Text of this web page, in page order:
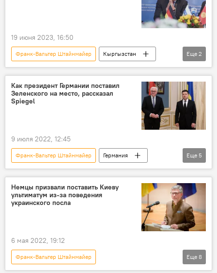
19 июня 2023, 16:50
Франк-Вальтер Штайнмайер
Кыргызстан
Германия
Официальный визит
Еще 2
Как президент Германии поставил
Зеленского на место, рассказал
Spiegel
9 июля 2022, 12:45
Франк-Вальтер Штайнмайер
Германия
Украина
Владимир Зеленский
Еще 5
Немцы призвали поставить Киеву
ультиматум из-за поведения
украинского посла
6 мая 2022, 19:12
Франк-Вальтер Штайнмайер
Спецоперация России по защите Донбасса
Еще 8